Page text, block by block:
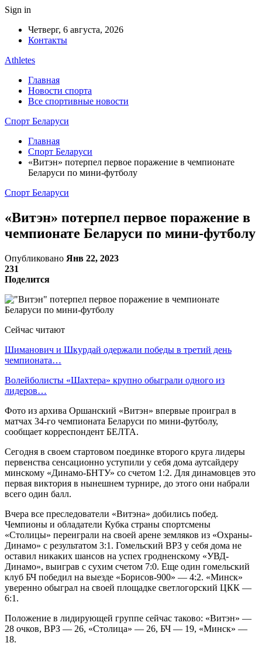
Sign in
Четверг, 6 августа, 2026
Контакты
Athletes
Главная
Новости спорта
Все спортивные новости
Спорт Беларуси
Главная
Спорт Беларуси
«Витэн» потерпел первое поражение в чемпионате
Беларуси по мини-футболу
Спорт Беларуси
«Витэн» потерпел первое поражение в
чемпионате Беларуси по мини-футболу
Опубликовано Янв 22, 2023
231
Поделится
Сейчас читают
Шиманович и Шкурдай одержали победы в третий день
чемпионата…
Волейболисты «Шахтера» крупно обыграли одного из
лидеров…
Фото из архива Оршанский «Витэн» впервые проиграл в
матчах 34-го чемпионата Беларуси по мини-футболу,
сообщает корреспондент БЕЛТА.
Сегодня в своем стартовом поединке второго круга лидеры
первенства сенсационно уступили у себя дома аутсайдеру
минскому «Динамо-БНТУ» со счетом 1:2. Для динамовцев это
первая виктория в нынешнем турнире, до этого они набрали
всего один балл.
Вчера все преследователи «Витэна» добились побед.
Чемпионы и обладатели Кубка страны спортсмены
«Столицы» переиграли на своей арене земляков из «Охраны-
Динамо» с результатом 3:1. Гомельский ВРЗ у себя дома не
оставил никаких шансов на успех гродненскому «УВД-
Динамо», выиграв с сухим счетом 7:0. Еще один гомельский
клуб БЧ победил на выезде «Борисов-900» — 4:2. «Минск»
уверенно обыграл на своей площадке светлогорский ЦКК —
6:1.
Положение в лидирующей группе сейчас таково: «Витэн» —
28 очков, ВРЗ — 26, «Столица» — 26, БЧ — 19, «Минск» —
18.